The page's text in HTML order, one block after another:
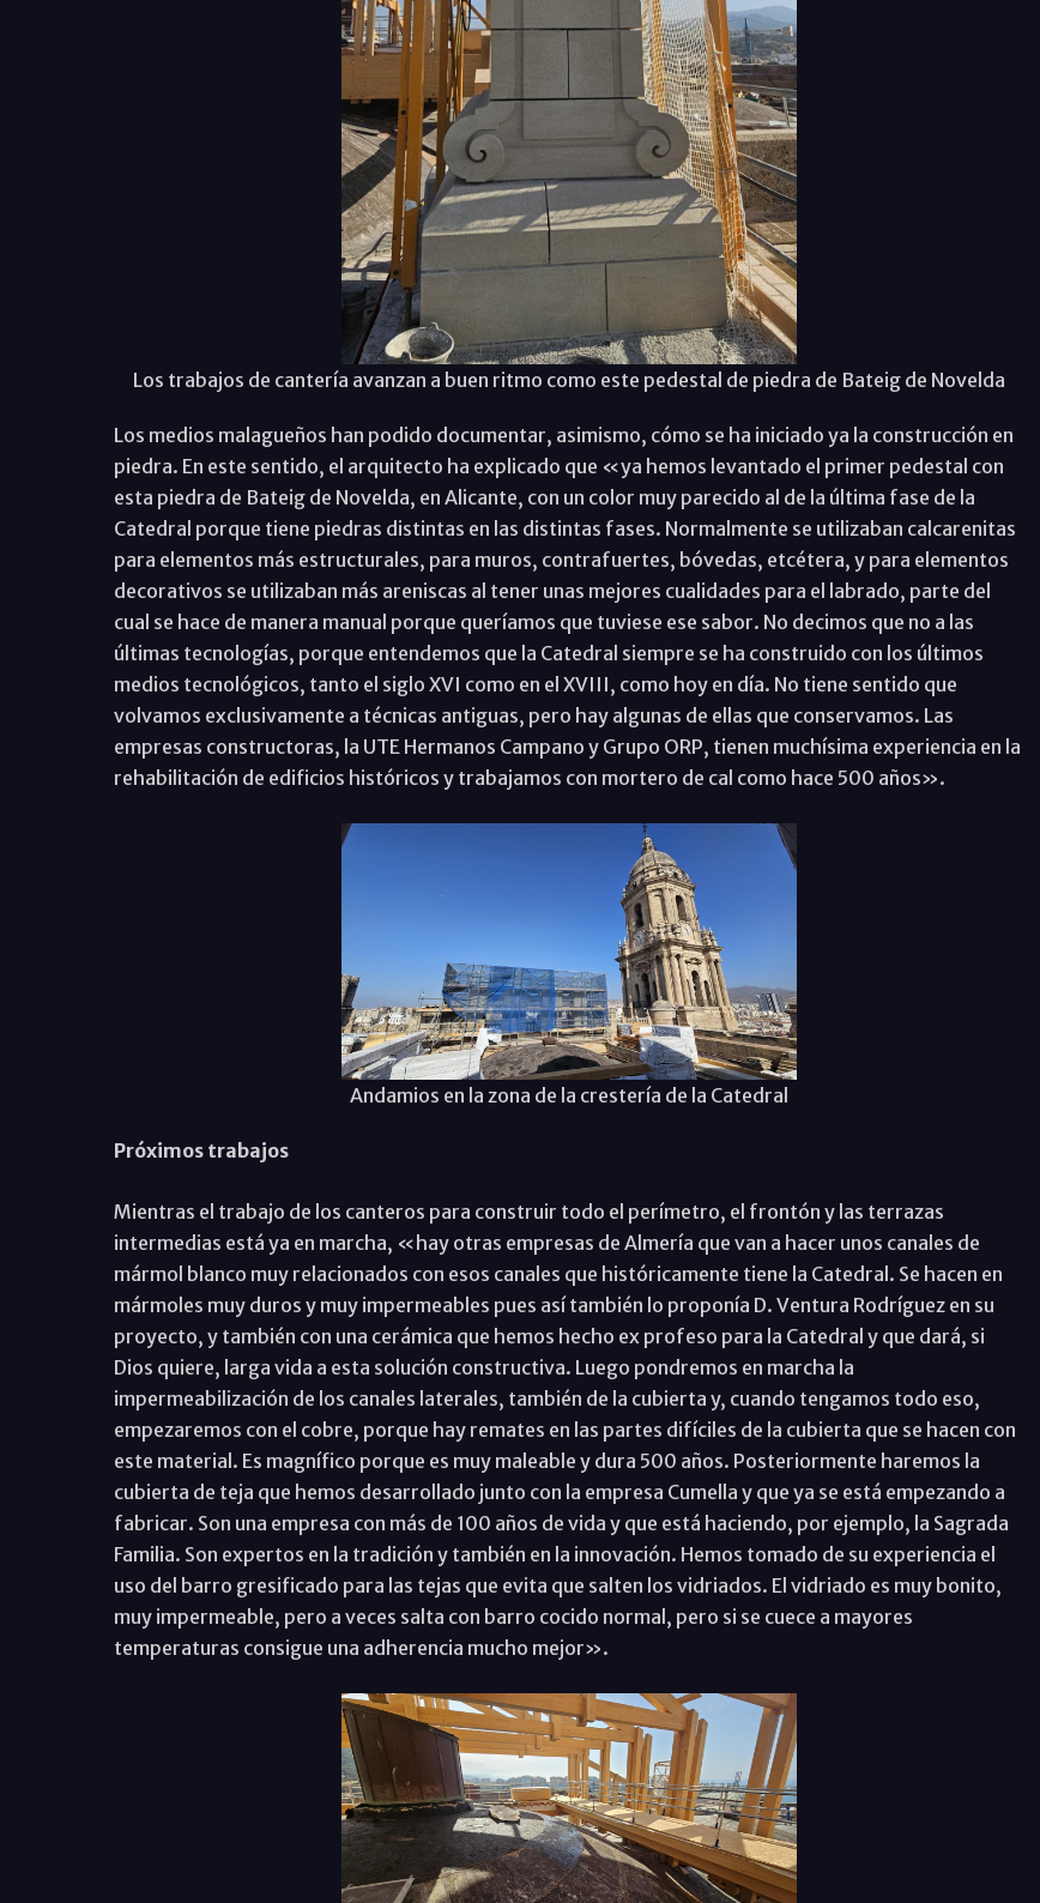
Los trabajos de cantería avanzan a buen ritmo como este pedestal de piedra de Bateig de Novelda
Los medios malagueños han podido documentar, asimismo, cómo se ha iniciado ya la construcción en
piedra. En este sentido, el arquitecto ha explicado que «ya hemos levantado el primer pedestal con
esta piedra de Bateig de Novelda, en Alicante, con un color muy parecido al de la última fase de la
Catedral porque tiene piedras distintas en las distintas fases. Normalmente se utilizaban calcarenitas
para elementos más estructurales, para muros, contrafuertes, bóvedas, etcétera, y para elementos
decorativos se utilizaban más areniscas al tener unas mejores cualidades para el labrado, parte del
cual se hace de manera manual porque queríamos que tuviese ese sabor. No decimos que no a las
últimas tecnologías, porque entendemos que la Catedral siempre se ha construido con los últimos
medios tecnológicos, tanto el siglo XVI como en el XVIII, como hoy en día. No tiene sentido que
volvamos exclusivamente a técnicas antiguas, pero hay algunas de ellas que conservamos. Las
empresas constructoras, la UTE Hermanos Campano y Grupo ORP, tienen muchísima experiencia en la
rehabilitación de edificios históricos y trabajamos con mortero de cal como hace 500 años».
Andamios en la zona de la crestería de la Catedral
Próximos trabajos
Mientras el trabajo de los canteros para construir todo el perímetro, el frontón y las terrazas
intermedias está ya en marcha, «hay otras empresas de Almería que van a hacer unos canales de
mármol blanco muy relacionados con esos canales que históricamente tiene la Catedral. Se hacen en
mármoles muy duros y muy impermeables pues así también lo proponía D. Ventura Rodríguez en su
proyecto, y también con una cerámica que hemos hecho ex profeso para la Catedral y que dará, si
Dios quiere, larga vida a esta solución constructiva. Luego pondremos en marcha la
impermeabilización de los canales laterales, también de la cubierta y, cuando tengamos todo eso,
empezaremos con el cobre, porque hay remates en las partes difíciles de la cubierta que se hacen con
este material. Es magnífico porque es muy maleable y dura 500 años. Posteriormente haremos la
cubierta de teja que hemos desarrollado junto con la empresa Cumella y que ya se está empezando a
fabricar. Son una empresa con más de 100 años de vida y que está haciendo, por ejemplo, la Sagrada
Familia. Son expertos en la tradición y también en la innovación. Hemos tomado de su experiencia el
uso del barro gresificado para las tejas que evita que salten los vidriados. El vidriado es muy bonito,
muy impermeable, pero a veces salta con barro cocido normal, pero si se cuece a mayores
temperaturas consigue una adherencia mucho mejor».